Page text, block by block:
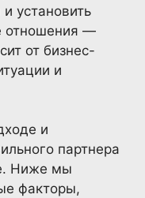
установить
отношения —
от бизнес-
и
и
партнера
Ниже мы
факторы,